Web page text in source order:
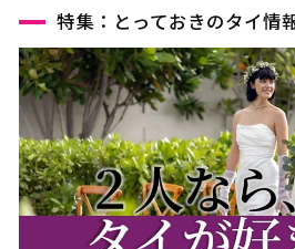
特集：とっておきのタイ情